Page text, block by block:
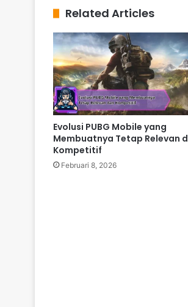
Related Articles
Evolusi PUBG Mobile yang
Membuatnya Tetap Relevan
Kompetitif
Februari 8, 2026